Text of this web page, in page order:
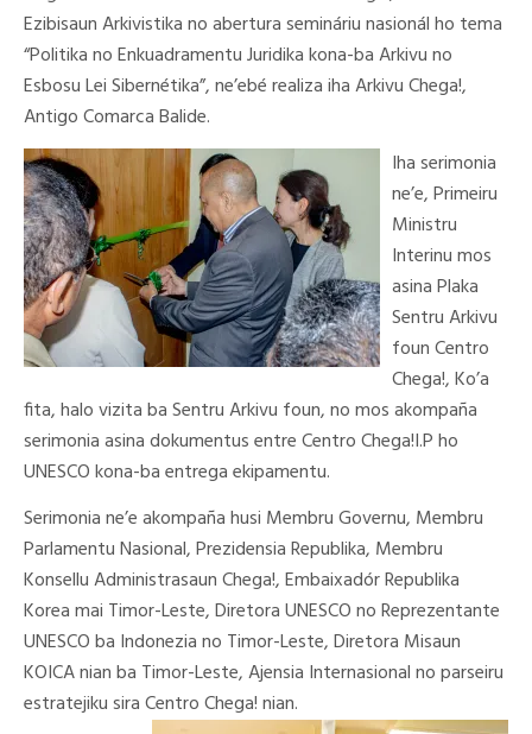
Ezibisaun Arkivistika no abertura semináriu nasionál ho tema
“Politika no Enkuadramentu Juridika kona-ba Arkivu no
Esbosu Lei Sibernétika”, ne’ebé realiza iha Arkivu Chega!,
Antigo Comarca Balide.
Iha serimonia
ne’e, Primeiru
Ministru
Interinu mos
asina Plaka
Sentru Arkivu
foun Centro
Chega!, Ko’a
fita, halo vizita ba Sentru Arkivu foun, no mos akompaña
serimonia asina dokumentus entre Centro Chega!I.P ho
UNESCO kona-ba entrega ekipamentu.
Serimonia ne’e akompaña husi Membru Governu, Membru
Parlamentu Nasional, Prezidensia Republika, Membru
Konsellu Administrasaun Chega!, Embaixadór Republika
Korea mai Timor-Leste, Diretora UNESCO no Reprezentante
UNESCO ba Indonezia no Timor-Leste, Diretora Misaun
KOICA nian ba Timor-Leste, Ajensia Internasional no parseiru
estratejiku sira Centro Chega! nian.